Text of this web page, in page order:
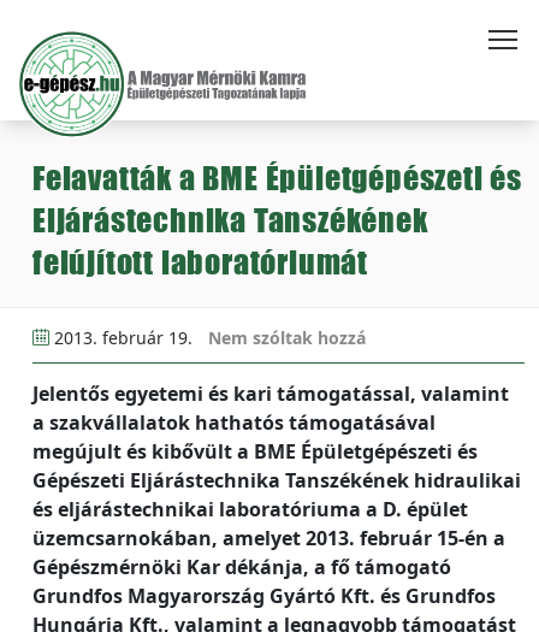
Felavatták a BME Épületgépészeti és
Eljárástechnika Tanszékének
felújított laboratóriumát
2013. február 19. Nem szóltak hozzá
Jelentős egyetemi és kari támogatással, valamint
a szakvállalatok hathatós támogatásával
megújult és kibővült a BME Épületgépészeti és
Gépészeti Eljárástechnika Tanszékének hidraulikai
és eljárástechnikai laboratóriuma a D. épület
üzemcsarnokában, amelyet 2013. február 15-én a
Gépészmérnöki Kar dékánja, a fő támogató
Grundfos Magyarország Gyártó Kft. és Grundfos
Hungária Kft., valamint a legnagyobb támogatást